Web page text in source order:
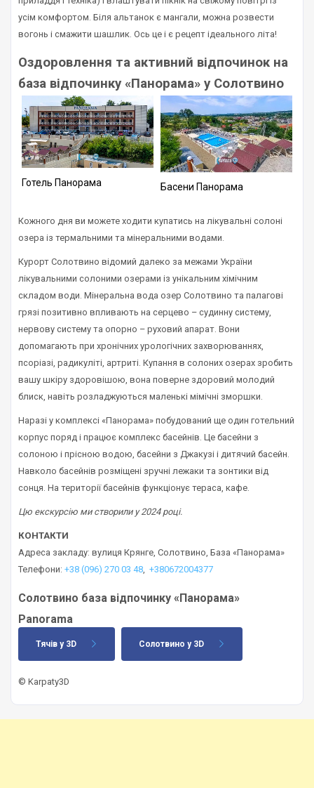
усім комфортом. Біля альтанок є мангали, можна розвести
вогонь і смажити шашлик. Ось це і є рецепт ідеального літа!
Оздоровлення та активний відпочинок на
база відпочинку «Панорама» у Солотвино
Готель Панорама Басени Панорама
Кожного дня ви можете ходити купатись на лікувальні солоні
озера із термальними та мінеральними водами.
Курорт Солотвино відомий далеко за межами України
лікувальними солоними озерами із унікальним хімічним
складом води. Мінеральна вода озер Солотвино та палагові
грязі позитивно впливають на серцево – судинну систему,
нервову систему та опорно – руховий апарат. Вони
допомагають при хронічних урологічних захворюваннях,
псоріазі, радикуліті, артриті. Купання в солоних озерах зробить
вашу шкіру здоровішою, вона поверне здоровий молодий
блиск, навіть розладжуються маленькі мімічні зморшки.
Наразі у комплексі «Панорама» побудований ще один готельний
корпус поряд і працює комплекс басейнів. Це басейни з
солоною і прісною водою, басейни з Джакузі і дитячий басейн.
Навколо басейнів розміщені зручні лежаки та зонтики від
сонця. На території басейнів функціонує тераса, кафе.
Цю екскурсію ми створили у 2024 році.
КОНТАКТИ
Адреса закладу: вулиця Крянге, Солотвино, База «Панорама»
Телефони: +38 (096) 270 03 48, +380672004377
Солотвино база відпочинку «Панорама»
Panorama
Тячів у 3D Солотвино у 3D
© Karpaty3D